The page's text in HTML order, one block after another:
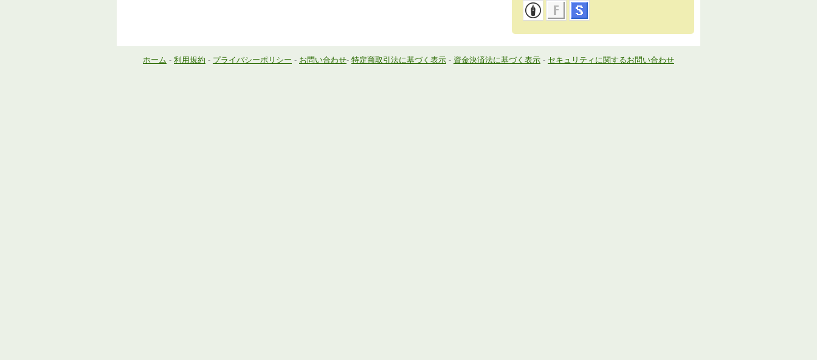
ホーム - 利用規約 - プライバシーポリシー - お問い合わせ- 特定商取引法に基づく表示 - 資金決済法に基づく表示 - セキュリティに関するお問い合わせ